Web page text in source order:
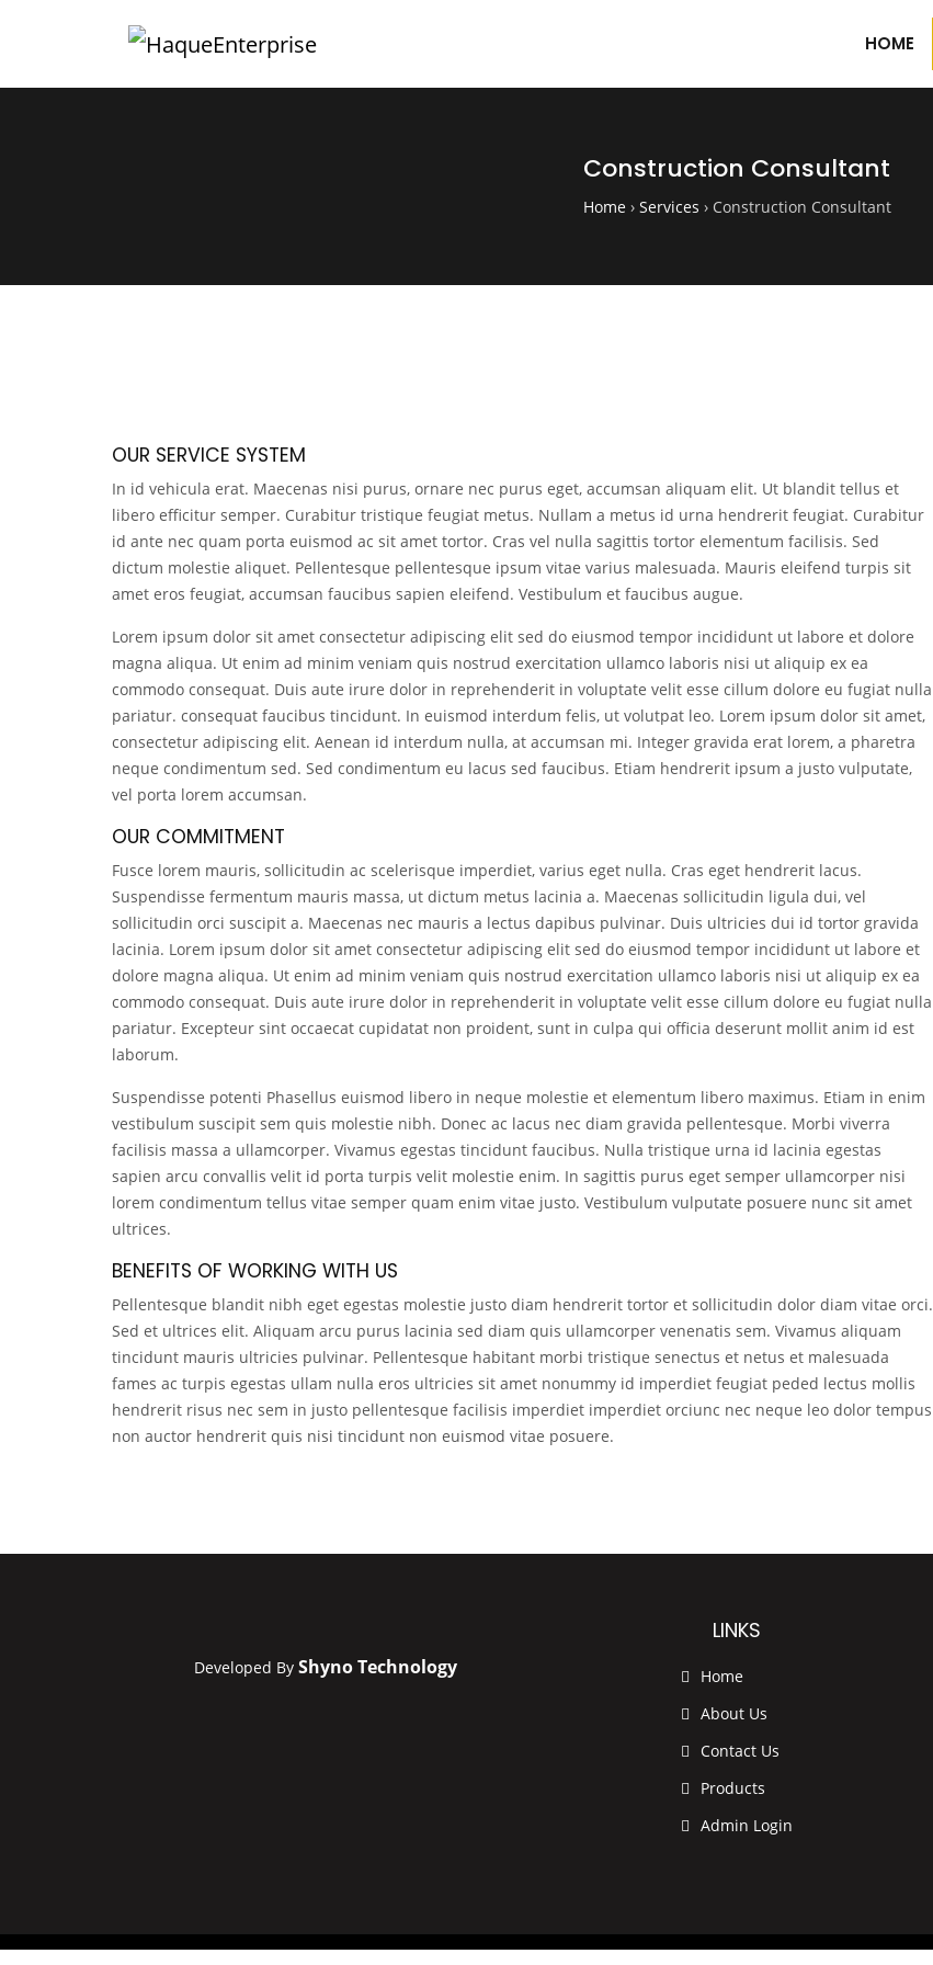
HOME
Construction Consultant
Home› Services › Construction Consultant
OUR SERVICE SYSTEM
In id vehicula erat. Maecenas nisi purus, ornare nec purus eget, accumsan aliquam elit. Ut blandit tellus et
libero efficitur semper. Curabitur tristique feugiat metus. Nullam a metus id urna hendrerit feugiat. Curabitur
id ante nec quam porta euismod ac sit amet tortor. Cras vel nulla sagittis tortor elementum facilisis. Sed
dictum molestie aliquet. Pellentesque pellentesque ipsum vitae varius malesuada. Mauris eleifend turpis sit
amet eros feugiat, accumsan faucibus sapien eleifend. Vestibulum et faucibus augue.
Lorem ipsum dolor sit amet consectetur adipiscing elit sed do eiusmod tempor incididunt ut labore et dolore
magna aliqua. Ut enim ad minim veniam quis nostrud exercitation ullamco laboris nisi ut aliquip ex ea
commodo consequat. Duis aute irure dolor in reprehenderit in voluptate velit esse cillum dolore eu fugiat nulla
pariatur. consequat faucibus tincidunt. In euismod interdum felis, ut volutpat leo. Lorem ipsum dolor sit amet,
consectetur adipiscing elit. Aenean id interdum nulla, at accumsan mi. Integer gravida erat lorem, a pharetra
neque condimentum sed. Sed condimentum eu lacus sed faucibus. Etiam hendrerit ipsum a justo vulputate,
vel porta lorem accumsan.
OUR COMMITMENT
Fusce lorem mauris, sollicitudin ac scelerisque imperdiet, varius eget nulla. Cras eget hendrerit lacus.
Suspendisse fermentum mauris massa, ut dictum metus lacinia a. Maecenas sollicitudin ligula dui, vel
sollicitudin orci suscipit a. Maecenas nec mauris a lectus dapibus pulvinar. Duis ultricies dui id tortor gravida
lacinia. Lorem ipsum dolor sit amet consectetur adipiscing elit sed do eiusmod tempor incididunt ut labore et
dolore magna aliqua. Ut enim ad minim veniam quis nostrud exercitation ullamco laboris nisi ut aliquip ex ea
commodo consequat. Duis aute irure dolor in reprehenderit in voluptate velit esse cillum dolore eu fugiat nulla
pariatur. Excepteur sint occaecat cupidatat non proident, sunt in culpa qui officia deserunt mollit anim id est
laborum.
Suspendisse potenti Phasellus euismod libero in neque molestie et elementum libero maximus. Etiam in enim
vestibulum suscipit sem quis molestie nibh. Donec ac lacus nec diam gravida pellentesque. Morbi viverra
facilisis massa a ullamcorper. Vivamus egestas tincidunt faucibus. Nulla tristique urna id lacinia egestas
sapien arcu convallis velit id porta turpis velit molestie enim. In sagittis purus eget semper ullamcorper nisi
lorem condimentum tellus vitae semper quam enim vitae justo. Vestibulum vulputate posuere nunc sit amet
ultrices.
BENEFITS OF WORKING WITH US
Pellentesque blandit nibh eget egestas molestie justo diam hendrerit tortor et sollicitudin dolor diam vitae orci.
Sed et ultrices elit. Aliquam arcu purus lacinia sed diam quis ullamcorper venenatis sem. Vivamus aliquam
tincidunt mauris ultricies pulvinar. Pellentesque habitant morbi tristique senectus et netus et malesuada
fames ac turpis egestas ullam nulla eros ultricies sit amet nonummy id imperdiet feugiat peded lectus mollis
hendrerit risus nec sem in justo pellentesque facilisis imperdiet imperdiet orciunc nec neque leo dolor tempus
non auctor hendrerit quis nisi tincidunt non euismod vitae posuere.
Developed By Shyno Technology
LINKS
Home
About Us
Contact Us
Products
Admin Login